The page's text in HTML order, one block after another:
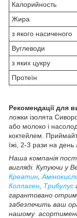
Калорийность
Жира
з якого насиченого
Вуглеводи
з яких цукру
Протеїн
Рекомендації для
ложки ізолята
або молоко і
коктейлем.
їжі, 2-3 рази на
Наша компанія
вигляді. Купуючи у
Креатин
Коллаген Трибулус
гарантовано
забезпечить ваш
нашому